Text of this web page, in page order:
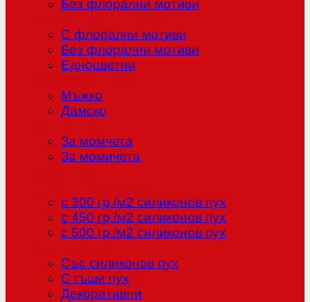
Без флорални мотиви
С флорални мотиви
Без флорални мотиви
Едноцветни
Мъжко
Дамско
За момчета
За момичета
с 300 гр./м2 силиконов пух
с 450 гр./м2 силиконов пух
с 500 гр./м2 силиконов пух
Със силиконов пух
С гъши пух
Декоративни